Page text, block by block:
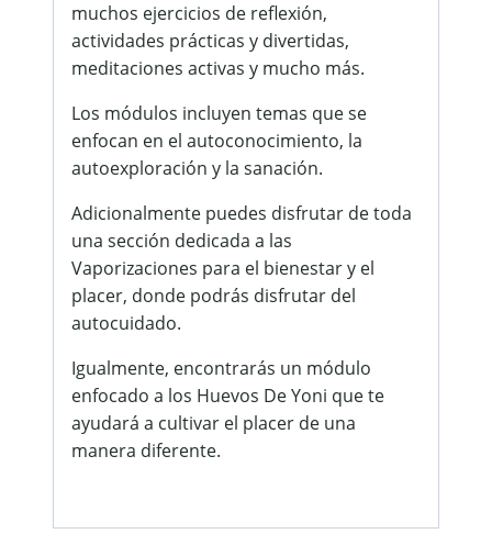
muchos ejercicios de reflexión,
actividades prácticas y divertidas,
meditaciones activas y mucho más.
Los módulos incluyen temas que se
enfocan en el autoconocimiento, la
autoexploración y la sanación.
Adicionalmente puedes disfrutar de toda
una sección dedicada a las
Vaporizaciones para el bienestar y el
placer, donde podrás disfrutar del
autocuidado.
Igualmente, encontrarás un módulo
enfocado a los Huevos De Yoni que te
ayudará a cultivar el placer de una
manera diferente.